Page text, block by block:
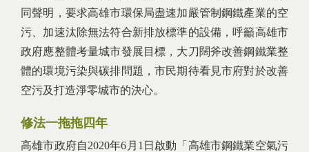
同聲明，要求高雄市環保局盡速加嚴管制鋼鐵產業的空
污、加速汰除無法符合新排放標準的設備，呼籲高雄市
政府應整體考量城市發展目標，大刀闊斧改善鋼鐵業整
體的環境污染與碳排問題，市民期待看見市府對於改善
空污及打造淨零城市的決心。
修法一拖拖四年
高雄市政府自2020年6月1日啟動「高雄市鋼鐵業空氣污